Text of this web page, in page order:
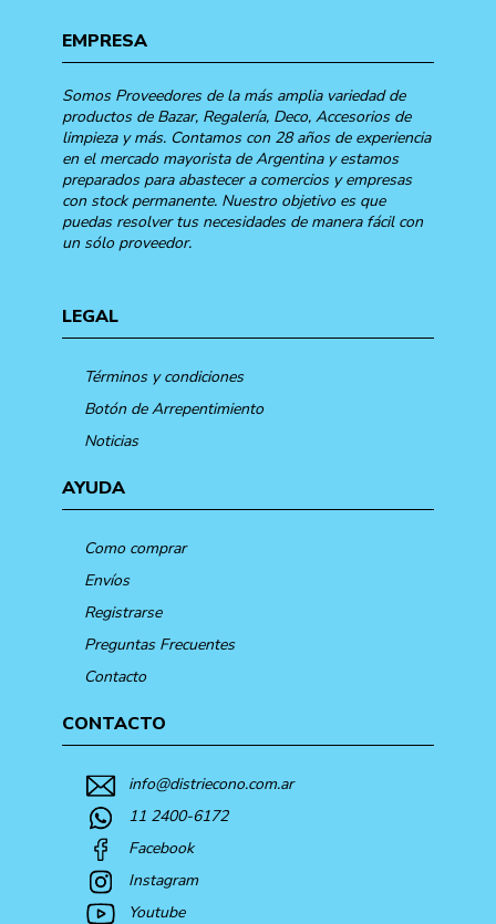
EMPRESA
Somos Proveedores de la más amplia variedad de
productos de Bazar, Regalería, Deco, Accesorios de
limpieza y más. Contamos con 28 años de experiencia
en el mercado mayorista de Argentina y estamos
preparados para abastecer a comercios y empresas
con stock permanente. Nuestro objetivo es que
puedas resolver tus necesidades de manera fácil con
un sólo proveedor.
LEGAL
Términos y condiciones
Botón de Arrepentimiento
Noticias
AYUDA
Como comprar
Envíos
Registrarse
Preguntas Frecuentes
Contacto
CONTACTO
info@distriecono.com.ar
11 2400-6172
Facebook
Instagram
Youtube